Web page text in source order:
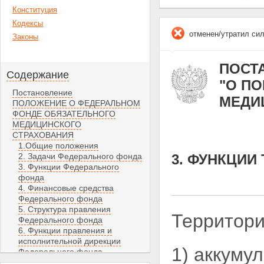
Конституция
Кодексы
Законы
Содержание
Постановление
ПОЛОЖЕНИЕ О ФЕДЕРАЛЬНОМ
ФОНДЕ ОБЯЗАТЕЛЬНОГО
МЕДИЦИНСКОГО
СТРАХОВАНИЯ
1.Общие положения
2. Задачи Федерального фонда
3. Функции Федерального
фонда
4. Финансовые средства
Федерального фонда
5. Структура правления
Федерального фонда
6. Функции правления и
исполнительной дирекции
Федерального фонда
отменен/утратил
"О
3.
1)